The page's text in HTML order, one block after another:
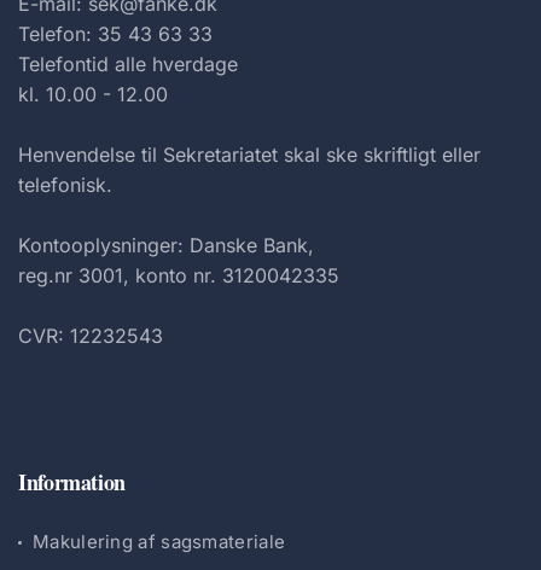
Telefon: 35 43 63 33
Telefontid alle hverdage
kl. 10.00 - 12.00
Henvendelse til Sekretariatet skal ske skriftligt eller
telefonisk.
Kontooplysninger: Danske Bank,
reg.nr 3001, konto nr. 3120042335
CVR: 12232543
Information
Makulering af sagsmateriale